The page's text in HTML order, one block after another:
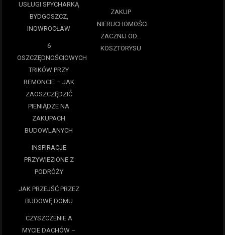
USŁUGI SPYCHARKĄ
BYDGOSZCZ,
INOWROCŁAW
6
OSZCZĘDNOŚCIOWYCH
TRIKÓW PRZY
REMONCIE – JAK
ZAOSZCZĘDZIĆ
PIENIĄDZE NA
ZAKUPACH
BUDOWLANYCH
INSPIRACJE
PRZYWIEZIONE Z
PODRÓŻY
JAK PRZEJŚĆ PRZEZ
BUDOWĘ DOMU
CZYSZCZENIE A
MYCIE DACHÓW –
ZAKUP
NIERUCHOMOŚCI
ZACZNIJ OD…
KOSZTORYSU